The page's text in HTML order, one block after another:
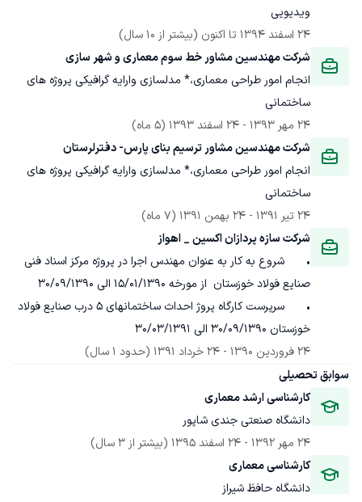
ویدیویی
24 اسفند 1394
تا اکنون (بیشتر از 10 سال)
شرکت مهندسین مشاور خط سوم معماری و شهر سازی
انجام امور طراحی معماری،* مدلسازی وارایه گرافیکی پروژه های
ساختمانی
24 مهر 1393
- 24 اسفند 1393
(5 ماه)
شرکت مهندسین مشاور ترسیم بنای پارس- دفترلرستان
انجام امور طراحی معماری،* مدلسازی وارایه گرافیکی پروژه های
ساختمانی
24 تیر 1391
- 24 بهمن 1391
(7 ماه)
شرکت سازه پردازان اکسین _ اهواز
•	شروع به کار به عنوان مهندس اجرا در پروژه مرکز اسناد فنی
•	سرپرست کارگاه پروژ احداث ساختمانهای 5 درب صنایع فولاد
خوزستان 30/09/1390 الی 30/03/1391
24 فروردین 1390
- 24 خرداد 1391
(حدود 1 سال)
سوابق تحصیلی
کارشناسی ارشد معماری
دانشگاه صنعتی جندی شاپور
24 مهر 1392
- 24 اسفند 1395
(بیشتر از 3 سال)
کارشناسی معماری
دانشگاه حافظ شیراز